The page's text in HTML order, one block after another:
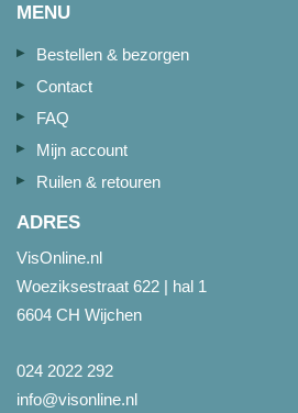
MENU
Bestellen & bezorgen
Contact
FAQ
Mijn account
Ruilen & retouren
ADRES
VisOnline.nl
Woeziksestraat 622 | hal 1
6604 CH Wijchen
024 2022 292
info@visonline.nl